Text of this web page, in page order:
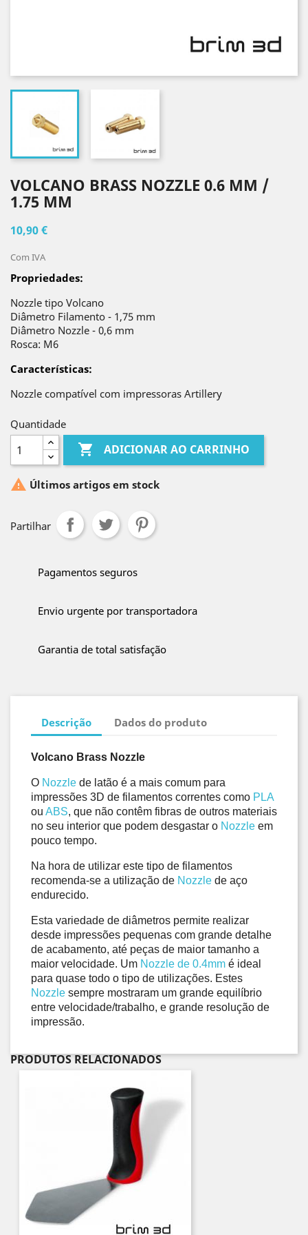
VOLCANO BRASS NOZZLE 0.6 MM /
1.75 MM
10,90 €
Com IVA
Propriedades:
Nozzle tipo Volcano
Diâmetro Filamento - 1,75 mm
Diâmetro Nozzle - 0,6 mm
Rosca: M6
Características:
Nozzle compatível com impressoras Artillery
Quantidade
 ADICIONAR AO CARRINHO
 Últimos artigos em stock
Partilhar
Pagamentos seguros
Envio urgente por transportadora
Garantia de total satisfação
Descrição Dados do produto
Volcano Brass Nozzle
O Nozzle de latão é a mais comum para
impressões 3D de filamentos correntes como PLA
ou ABS, que não contêm fibras de outros materiais
no seu interior que podem desgastar o Nozzle em
pouco tempo.
Na hora de utilizar este tipo de filamentos
recomenda-se a utilização de Nozzle de aço
endurecido.
Esta variedade de diâmetros permite realizar
desde impressões pequenas com grande detalhe
de acabamento, até peças de maior tamanho a
maior velocidade. Um Nozzle de 0.4mm é ideal
Nozzle sempre mostraram um grande equilíbrio
entre velocidade/trabalho, e grande resolução de
impressão.
PRODUTOS RELACIONADOS